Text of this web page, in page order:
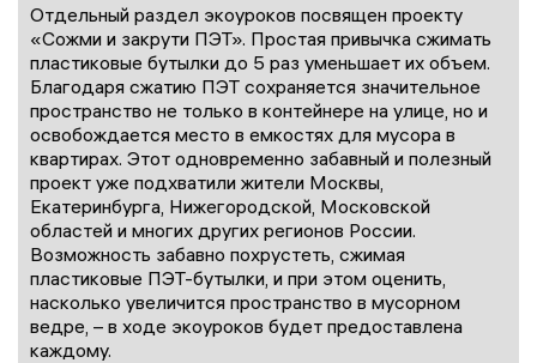
Отдельный раздел экоуроков посвящен проекту
«Сожми и закрути ПЭТ». Простая привычка сжимать
пластиковые бутылки до 5 раз уменьшает их объем.
Благодаря сжатию ПЭТ сохраняется значительное
пространство не только в контейнере на улице, но и
освобождается место в емкостях для мусора в
квартирах. Этот одновременно забавный и полезный
проект уже подхватили жители Москвы,
Екатеринбурга, Нижегородской, Московской
областей и многих других регионов России.
Возможность забавно похрустеть, сжимая
пластиковые ПЭТ-бутылки, и при этом оценить,
насколько увеличится пространство в мусорном
ведре, – в ходе экоуроков будет предоставлена
каждому.